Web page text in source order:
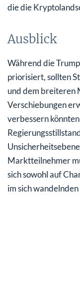
die die
Ausblick
Während die
priorisiert, sollten
und dem breiteren
Verschiebungen
verbessern
Marktteilnehmer
sich sowohl auf
im sich